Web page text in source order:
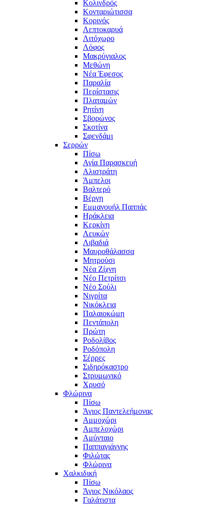
Κολινδρός
Κονταριώτισσα
Κορινός
Λεπτοκαρυά
Λιτόχωρο
Λόφος
Μακρύγιαλος
Μεθώνη
Νέα Έφεσος
Παραλία
Περίστασις
Πλαταμών
Ρητίνη
Σβορώνος
Σκοτίνα
Σφενδάμι
Σερρών
Πίσω
Αγία Παρασκευή
Αλιστράτη
Άμπελοι
Βαλτερό
Βέργη
Εμμανουήλ Παππάς
Ηράκλεια
Κερκίνη
Λευκών
Λιβαδιά
Μαυροθάλασσα
Μητρούσι
Νέα Ζίχνη
Νέο Πετρίτσι
Νέο Σούλι
Νιγρίτα
Νικόκλεια
Παλαιοκώμη
Πεντάπολη
Πρώτη
Ροδολίβος
Ροδόπολη
Σέρρες
Σιδηρόκαστρο
Στρυμωνικό
Χρυσό
Φλώρινα
Πίσω
Άγιος Παντελεήμονας
Αμμοχώρι
Αμπελοχώρι
Αμύνταιο
Παππαγιάννης
Φιλώτας
Φλώρινα
Χαλκιδική
Πίσω
Άγιος Νικόλαος
Γαλάτιστα